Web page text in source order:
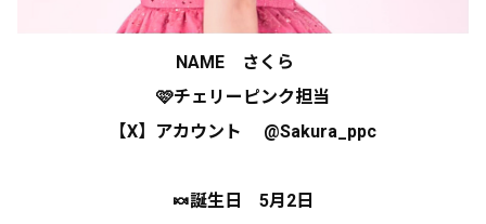
NAME
さくら
🩷チェリーピンク担当
【X】アカウント
@Sakura_ppc
🍬誕生日 5月2日